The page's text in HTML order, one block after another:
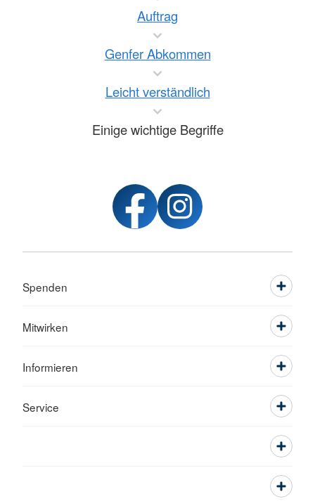
Auftrag
Genfer Abkommen
Leicht verständlich
Einige wichtige Begriffe
Spenden
Mitwirken
Informieren
Service